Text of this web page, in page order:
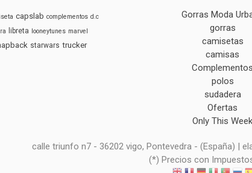
capslab complementos d.c
libreta looneytunes marvel
starwars trucker
Gorras Moda
gorras
camisetas
camisas
Complementos
polos
sudadera
Ofertas
Only This Week
calle triunfo n7 - 36202 vigo, Pontevedra - (España) |
(*) Precios con